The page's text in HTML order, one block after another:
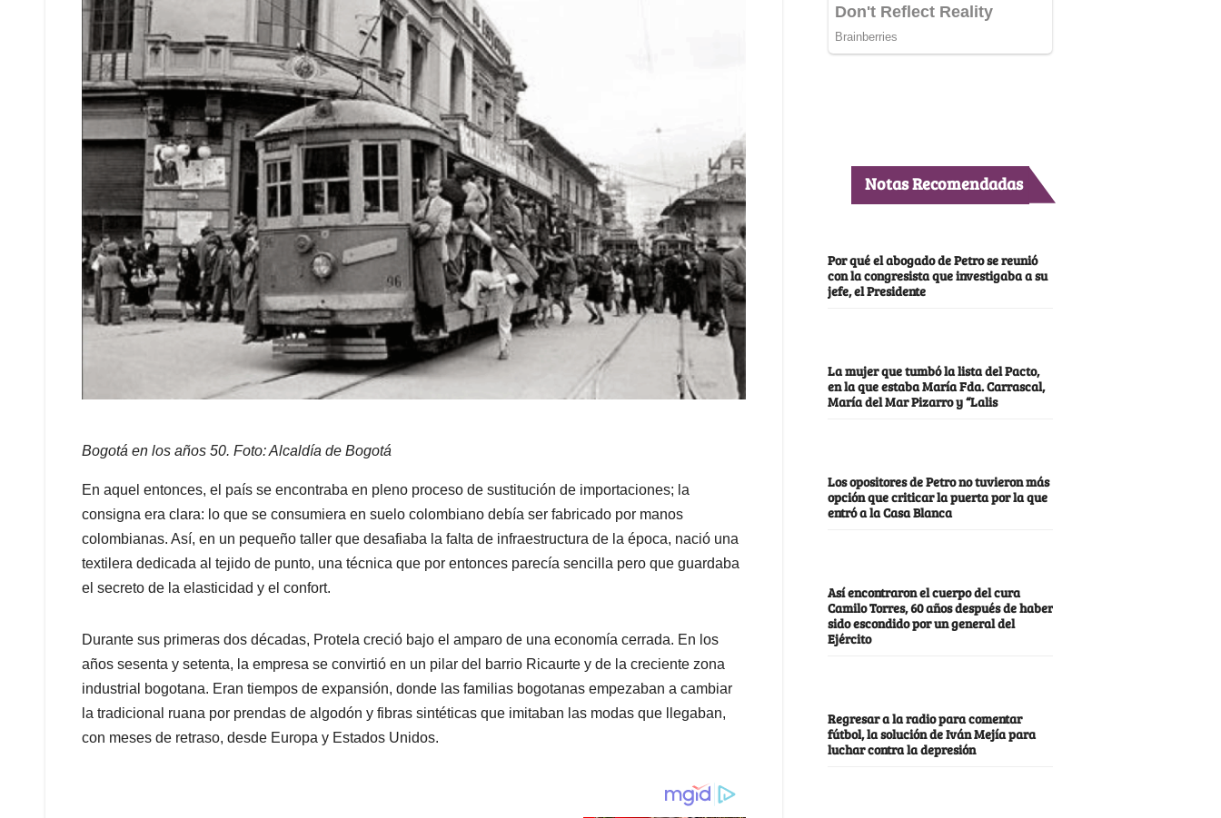
Bogotá en los años 50. Foto: Alcaldía de Bogotá
En aquel entonces, el país se encontraba en pleno proceso de sustitución de importaciones; la
consigna era clara: lo que se consumiera en suelo colombiano debía ser fabricado por manos
colombianas. Así, en un pequeño taller que desafiaba la falta de infraestructura de la época, nació una
textilera dedicada al tejido de punto, una técnica que por entonces parecía sencilla pero que guardaba
el secreto de la elasticidad y el confort.
Durante sus primeras dos décadas, Protela creció bajo el amparo de una economía cerrada. En los
años sesenta y setenta, la empresa se convirtió en un pilar del barrio Ricaurte y de la creciente zona
industrial bogotana. Eran tiempos de expansión, donde las familias bogotanas empezaban a cambiar
la tradicional ruana por prendas de algodón y fibras sintéticas que imitaban las modas que llegaban,
con meses de retraso, desde Europa y Estados Unidos.
Notas Recomendadas
Por qué el abogado de Petro se reunió
con la congresista que investigaba a su
jefe, el Presidente
La mujer que tumbó la lista del Pacto,
en la que estaba María Fda. Carrascal,
María del Mar Pizarro y “Lalis
Los opositores de Petro no tuvieron más
opción que criticar la puerta por la que
entró a la Casa Blanca
Así encontraron el cuerpo del cura
Camilo Torres, 60 años después de haber
sido escondido por un general del
Ejército
Regresar a la radio para comentar
fútbol, la solución de Iván Mejía para
luchar contra la depresión